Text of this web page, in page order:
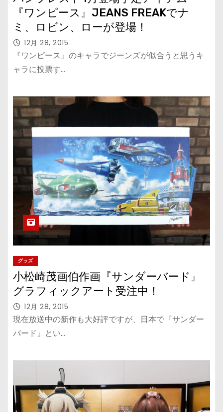
『ワンピース』JEANS FREAKでナ
ミ、ロビン、ローが登場！
12月 28, 2015
『ワンピース』のキャラでジーンズが似合うと思うキ
ャラに投票す…
グッズ
小松崎茂画伯作画『サンダーバード』
グラフィックアート受注中！
12月 28, 2015
現在放送中の新作も大好評ですが、日本で『サンダー
バード』とい…